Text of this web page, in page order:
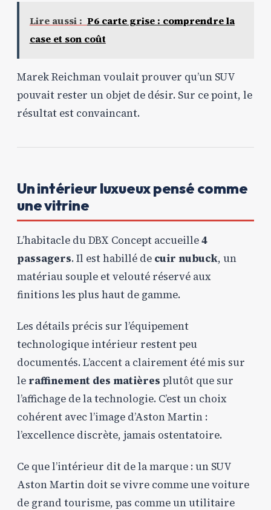
Lire aussi : P6 carte grise : comprendre la
case et son coût
Marek Reichman voulait prouver qu’un SUV
pouvait rester un objet de désir. Sur ce point, le
résultat est convaincant.
Un intérieur luxueux pensé comme
une vitrine
L’habitacle du DBX Concept accueille4
passagers. Il est habillé de cuir nubuck, un
matériau souple et velouté réservé aux
finitions les plus haut de gamme.
Les détails précis sur l’équipement
technologique intérieur restent peu
documentés. L’accent a clairement été mis sur
le raffinement des matières plutôt que sur
l’affichage de la technologie. C’est un choix
cohérent avec l’image d’Aston Martin :
l’excellence discrète, jamais ostentatoire.
Ce que l’intérieur dit de la marque : un SUV
Aston Martin doit se vivre comme une voiture
de grand tourisme, pas comme un utilitaire